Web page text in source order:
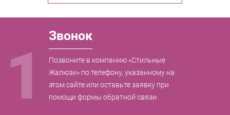
1
Звонок
Позвоните в компанию «Стильные
Жалюзи» по телефону, указанному на
этом сайте или оставьте заявку при
помощи формы обратной связи